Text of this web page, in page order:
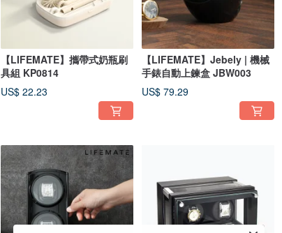
【LIFEMATE】攜帶式奶瓶刷
具組 KP0814
US$ 22.23
【LIFEMATE】Jebely | 機械
手錶自動上鍊盒 JBW003
US$ 79.29